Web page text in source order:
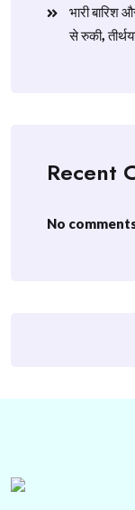
​भारी बारिश
से रुकी,
Recent
No